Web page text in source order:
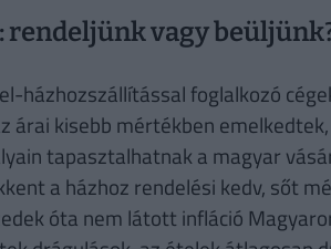
rendeljünk vagy
házhozszállítással foglalkozó
árai kisebb mértékben
tapasztalhatnak a magyar
a házhoz rendelési kedv, sőt
óta nem látott infláció